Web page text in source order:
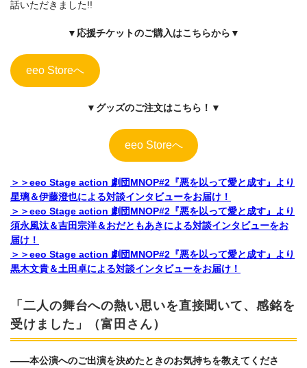
話いただきました!!
▼応援チケットのご購入はこちらから▼
eeo Storeへ
▼グッズのご注文はこちら！▼
eeo Storeへ
＞＞eeo Stage action 劇団MNOP#2『悪を以って愛と成す』より
星璃＆伊藤澄也による対談インタビューをお届け！
＞＞eeo Stage action 劇団MNOP#2『悪を以って愛と成す』より
須永風汰＆吉田宗洋＆おだともあきによる対談インタビューをお
届け！
＞＞eeo Stage action 劇団MNOP#2『悪を以って愛と成す』より
黒木文貴＆土田卓による対談インタビューをお届け！
「二人の舞台への熱い思いを直接聞いて、感銘を
受けました」（富田さん）
――本公演へのご出演を決めたときのお気持ちを教えてくださ